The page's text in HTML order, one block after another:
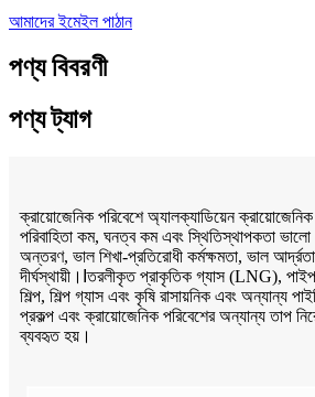
আমাদের ইমেইল পাঠান
পণ্য বিবরণী
পণ্য ট্যাগ
ক্রায়োজেনিক পরিবেশে অ্যালক্যাডিয়েন
পরিবাহিতা কম, ঘনত্ব কম এবং স্থিতিস্থাপকতা
অন্তরণ, ভাল শিখা-প্রতিরোধী কর্মক্ষমতা, ভাল
দীর্ঘস্থায়ী। Iতরলীকৃত প্রাকৃতিক গ্যাস (LNG),
শিল্প, শিল্প গ্যাস এবং কৃষি রাসায়নিক এবং অন্যান্য
প্রকল্প এবং ক্রায়োজেনিক পরিবেশের অন্যান্য তাপ
ব্যবহৃত হয়।